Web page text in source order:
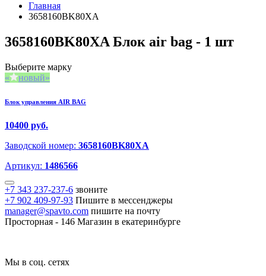
Главная
3658160BK80XA
3658160BK80XA Блок air bag - 1 шт
Выберите марку
новый
Блок управления AIR BAG
10400 руб.
Заводской номер: 3658160BK80XA
Артикул: 1486566
+7 343 237-237-6 звоните
+7 902 409-97-93 Пишите в мессенджеры
manager@spavto.com пишите на почту
Просторная - 146 Магазин в екатеринбурге
Мы в соц. сетях